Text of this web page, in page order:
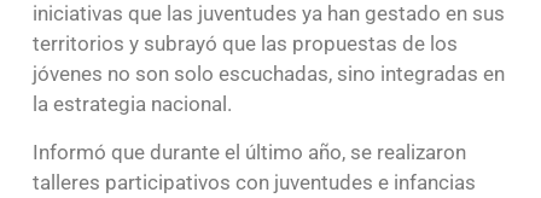
iniciativas que las juventudes ya han gestado en sus
territorios y subrayó que las propuestas de los
jóvenes no son solo escuchadas, sino integradas en
la estrategia nacional.
Informó que durante el último año, se realizaron
talleres participativos con juventudes e infancias